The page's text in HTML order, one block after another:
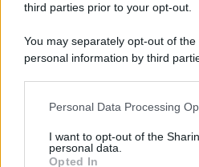
third parties prior to your opt-out.
You may separately opt-out of
personal information by third
This information may also be
disclose it to other third parties.
Personal Data Processing
I want to opt-out of the
personal data.
Opted In
PREFERENZE